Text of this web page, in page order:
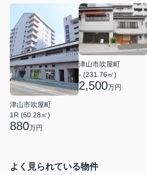
津山市吹屋町
1R (60.28㎡)
880万円
津山市吹屋町
- (231.76㎡)
2,500万円
よく見られている物件